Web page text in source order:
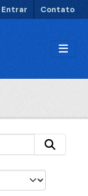
Entrar Contato